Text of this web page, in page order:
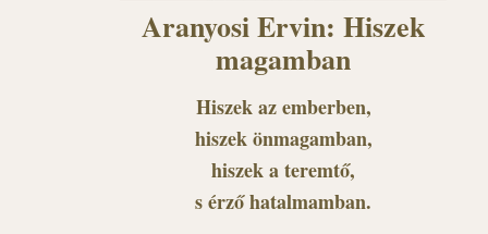
Aranyosi Ervin: Hiszek
magamban
Hiszek az emberben,
hiszek önmagamban,
hiszek a teremtő,
s érző hatalmamban.